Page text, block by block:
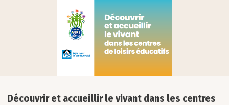
Découvrir et accueillir le vivant dans les centres